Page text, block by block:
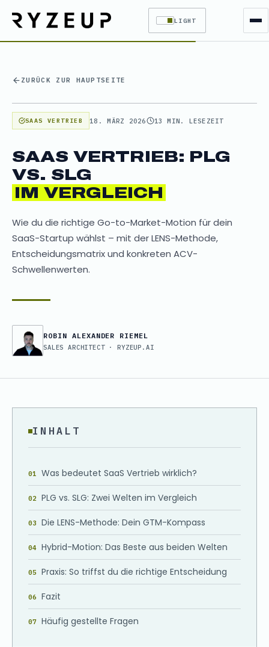
LIGHT
ZURÜCK ZUR HAUPTSEITE
SAAS VERTRIEB 18. MÄRZ 2026 13 MIN. LESEZEIT
SAAS VERTRIEB: PLG
VS. SLG
IM VERGLEICH
Wie du die richtige Go-to-Market-Motion für dein
SaaS-Startup wählst – mit der LENS-Methode,
Entscheidungsmatrix und konkreten ACV-
Schwellenwerten.
ROBIN ALEXANDER RIEMEL
SALES ARCHITECT · RYZEUP.AI
INHALT
Was bedeutet SaaS Vertrieb wirklich?
PLG vs. SLG: Zwei Welten im Vergleich
Die LENS-Methode: Dein GTM-Kompass
Hybrid-Motion: Das Beste aus beiden Welten
Praxis: So triffst du die richtige Entscheidung
Fazit
Häufig gestellte Fragen